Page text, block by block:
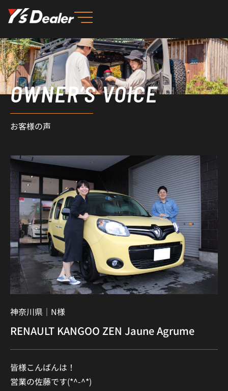
を
ス
キ
ッ
プ OWNER’S VOICE
お客様の声
神奈川県｜ N様
RENAULT KANGOO ZEN Jaune Agrume
皆様こんばんは！
営業の佐藤です(*^-^*)